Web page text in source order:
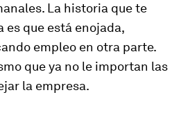
La historia que te
es que está enojada,
empleo en otra parte.
que ya no le importan las
la empresa.